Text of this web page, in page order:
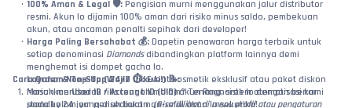
100% Aman & Legal 🛡️: Pengisian murni menggunakan jalur distributor
resmi. Akun lo dijamin 100% aman dari risiko minus saldo, pembekuan
akun, atau ancaman penalti sepihak dari developer!
Harga Paling Bersahabat 💰: Dapetin penawaran harga terbaik untuk
setiap denominasi Diamonds dibandingkan platform lainnya demi
menghemat isi dompet gacha lo.
Layanan Non-Stop 24/7 ⏱️: Event kosmetik eksklusif atau paket diskon
harian mendadak rilis tengah malam? Tenang, sistem otomatisasi kami
standby 24 jam penuh buat nge-refill akun lo seketika!
Cara Order & Top-Up (Wajib Diikuti!) 📝:
Masukkan User ID / Account ID (UID) akun Ragnarok lo dengan benar
pada kolom yang disediakan. (Bisa dilihat di menu profil atau pengaturan